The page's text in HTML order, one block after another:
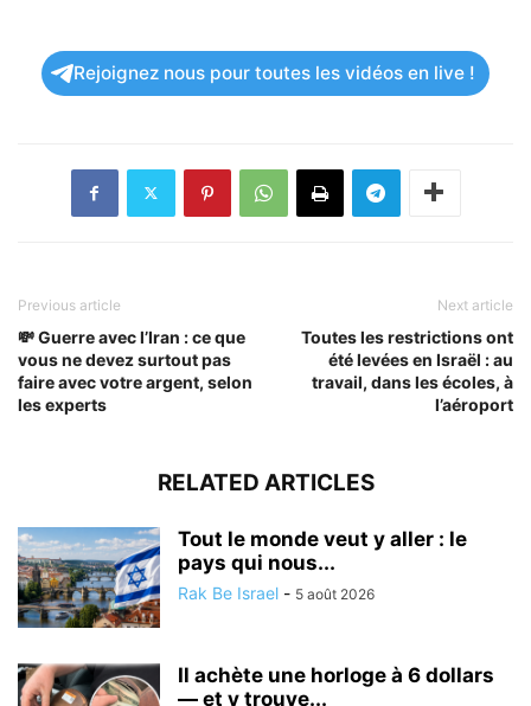
Rejoignez nous pour toutes les vidéos en live !
Previous article
💸 Guerre avec l’Iran : ce que
vous ne devez surtout pas
faire avec votre argent, selon
les experts
Next article
Toutes les restrictions ont
été levées en Israël : au
travail, dans les écoles, à
l’aéroport
RELATED ARTICLES
Tout le monde veut y aller : le
pays qui nous...
Rak Be Israel - 5 août 2026
Il achète une horloge à 6 dollars
— et y trouve...